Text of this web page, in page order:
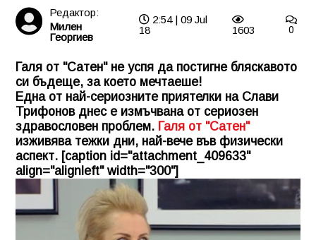
Редактор:
Милен
Георгиев
2:54 | 09 Jul
18
1603 0
Галя от "Сатен" не успя да постигне бляскавото
си бъдеще, за което мечтаеше!
Една от най-сериозните приятелки на Слави
Трифонов днес е измъчвана от сериозен
здравословен проблем. Галя от "Сатен"
изживява тежки дни, най-вече във физически
аспект. [caption id="attachment_409633"
align="alignleft" width="300"]